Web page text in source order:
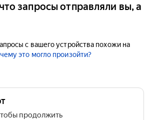
запросы отправляли вы, а
с вашего устройства похожи на
это могло произойти?
продолжить